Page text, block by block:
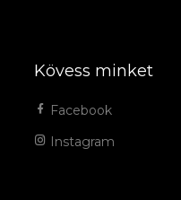
Kövess minket
Facebook
Instagram